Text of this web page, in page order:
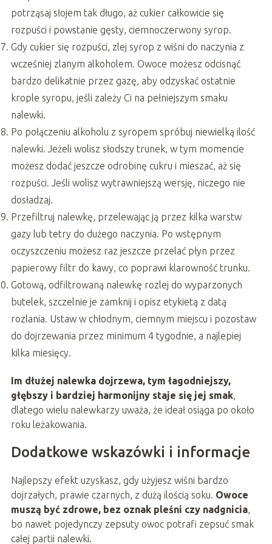
potrząsaj słojem tak długo, aż cukier całkowicie się
rozpuści i powstanie gęsty, ciemnoczerwony syrop.
Gdy cukier się rozpuści, zlej syrop z wiśni do naczynia z
wcześniej zlanym alkoholem. Owoce możesz odcisnąć
bardzo delikatnie przez gazę, aby odzyskać ostatnie
krople syropu, jeśli zależy Ci na pełniejszym smaku
nalewki.
Po połączeniu alkoholu z syropem spróbuj niewielką ilość
nalewki. Jeżeli wolisz słodszy trunek, w tym momencie
możesz dodać jeszcze odrobinę cukru i mieszać, aż się
rozpuści. Jeśli wolisz wytrawniejszą wersję, niczego nie
dosładzaj.
Przefiltruj nalewkę, przelewając ją przez kilka warstw
gazy lub tetry do dużego naczynia. Po wstępnym
oczyszczeniu możesz raz jeszcze przelać płyn przez
papierowy filtr do kawy, co poprawi klarowność trunku.
Gotową, odfiltrowaną nalewkę rozlej do wyparzonych
butelek, szczelnie je zamknij i opisz etykietą z datą
rozlania. Ustaw w chłodnym, ciemnym miejscu i pozostaw
do dojrzewania przez minimum 4 tygodnie, a najlepiej
kilka miesięcy.
Im dłużej nalewka dojrzewa, tym łagodniejszy,
głębszy i bardziej harmonijny staje się jej smak,
dlatego wielu nalewkarzy uważa, że ideał osiąga po około
roku leżakowania.
Dodatkowe wskazówki i informacje
Najlepszy efekt uzyskasz, gdy użyjesz wiśni bardzo
dojrzałych, prawie czarnych, z dużą ilością soku. Owoce
muszą być zdrowe, bez oznak pleśni czy nadgnicia,
bo nawet pojedynczy zepsuty owoc potrafi zepsuć smak
całej partii nalewki.